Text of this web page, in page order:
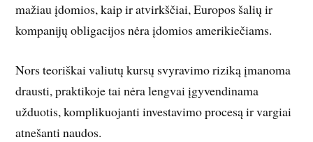
mažiau įdomios, kaip ir atvirkščiai, Europos šalių ir
kompanijų obligacijos nėra įdomios amerikiečiams.
Nors teoriškai valiutų kursų svyravimo riziką įmanoma
drausti, praktikoje tai nėra lengvai įgyvendinama
užduotis, komplikuojanti investavimo procesą ir vargiai
atnešanti naudos.